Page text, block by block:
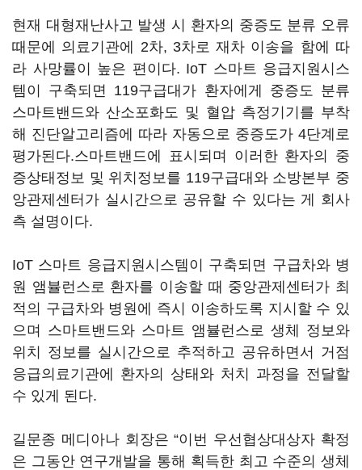
현재 대형재난사고 발생 시 환자의 중증도 분류 오류
때문에 의료기관에 2차, 3차로 재차 이송을 함에 따
라 사망률이 높은 편이다. IoT 스마트 응급지원시스
템이 구축되면 119구급대가 환자에게 중증도 분류
스마트밴드와 산소포화도 및 혈압 측정기기를 부착
해 진단알고리즘에 따라 자동으로 중증도가 4단계로
평가된다.스마트밴드에 표시되며 이러한 환자의 중
증상태정보 및 위치정보를 119구급대와 소방본부 중
앙관제센터가 실시간으로 공유할 수 있다는 게 회사
측 설명이다.
IoT 스마트 응급지원시스템이 구축되면 구급차와 병
원 앰뷸런스로 환자를 이송할 때 중앙관제센터가 최
적의 구급차와 병원에 즉시 이송하도록 지시할 수 있
으며 스마트밴드와 스마트 앰뷸런스로 생체 정보와
위치 정보를 실시간으로 추적하고 공유하면서 거점
응급의료기관에 환자의 상태와 처치 과정을 전달할
수 있게 된다.
길문종 메디아나 회장은 “이번 우선협상대상자 확정
은 그동안 연구개발을 통해 획득한 최고 수준의 생체